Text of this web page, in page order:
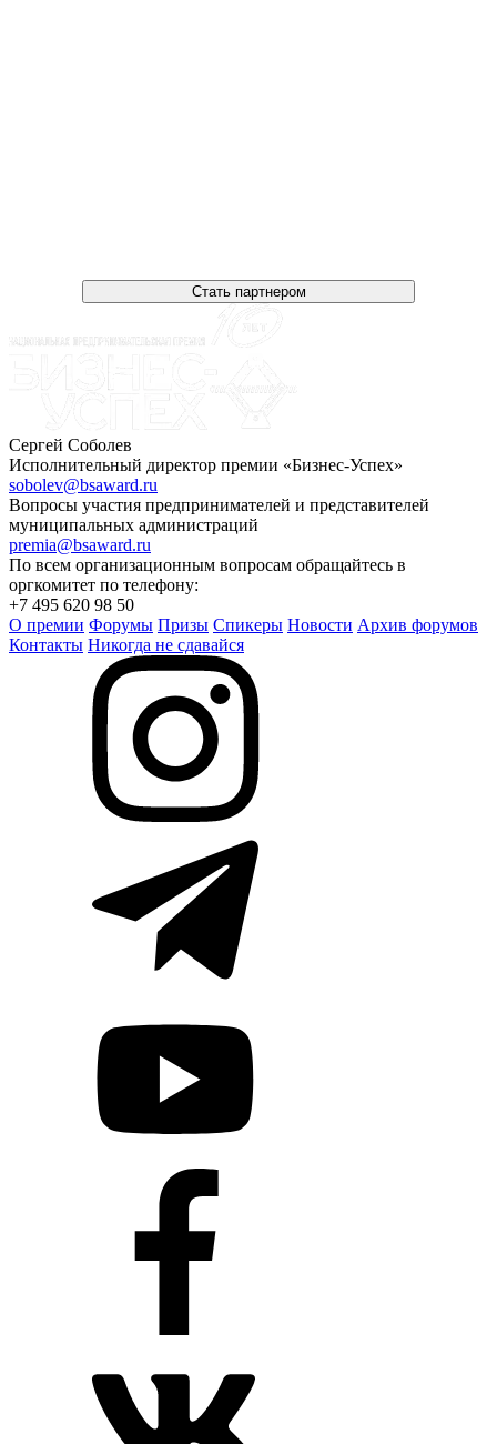
Стать партнером
Сергей Соболев
Исполнительный директор премии «Бизнес-Успех»
sobolev@bsaward.ru
Вопросы участия предпринимателей и представителей
муниципальных администраций
premia@bsaward.ru
По всем организационным вопросам обращайтесь в
оргкомитет по телефону:
+7 495 620 98 50
О премии Форумы Призы Спикеры Новости Архив форумов
Контакты Никогда не сдавайся